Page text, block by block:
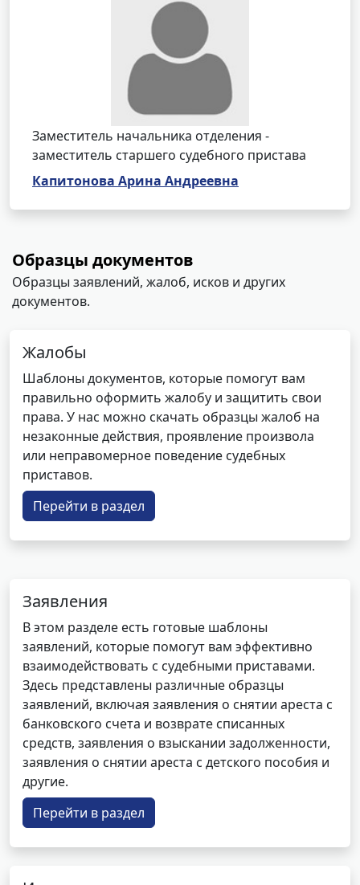
Заместитель начальника отделения -
заместитель старшего судебного пристава
Капитонова Арина Андреевна
Образцы документов
Образцы заявлений, жалоб, исков и других
документов.
Жалобы
Шаблоны документов, которые помогут вам
правильно оформить жалобу и защитить свои
права. У нас можно скачать образцы жалоб на
незаконные действия, проявление произвола
или неправомерное поведение судебных
приставов.
Перейти в раздел
Заявления
В этом разделе есть готовые шаблоны
заявлений, которые помогут вам эффективно
взаимодействовать с судебными приставами.
Здесь представлены различные образцы
заявлений, включая заявления о снятии ареста с
банковского счета и возврате списанных
средств, заявления о взыскании задолженности,
заявления о снятии ареста с детского пособия и
другие.
Перейти в раздел